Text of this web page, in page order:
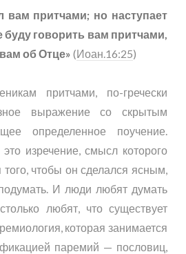
вам притчами; но наступает
буду говорить вам притчами,
об Отце» (Иоан.16:25)
притчами, по-гречески
выражение со скрытым
определенное поучение.
изречение, смысл которого
чтобы он сделался ясным,
И люди любят думать
любят, что существует
которая занимается
паремий — пословиц,